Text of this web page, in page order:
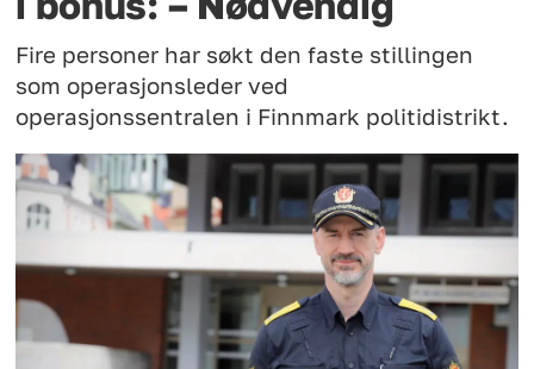
Fire personer har søkt den faste stillingen
som operasjonsleder ved
operasjonssentralen i Finnmark politidistrikt.